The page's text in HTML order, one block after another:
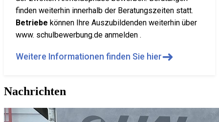
finden weiterhin innerhalb der Beratungszeiten statt.
Betriebe können Ihre Auszubildenden weiterhin über
www. schulbewerbung.de anmelden .
Weitere Informationen finden Sie hier➜
Nachrichten